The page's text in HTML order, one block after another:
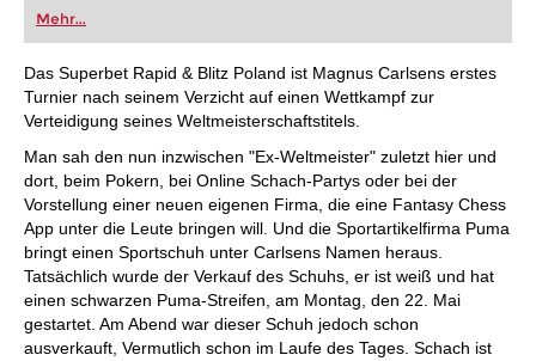
oder bereits auf Turnierniveau spielen: Mit
FRITZ trainieren Sie effizienter, intelligenter und
individueller als je zuvor.
Mehr...
Das Superbet Rapid & Blitz Poland ist Magnus Carlsens erstes
Turnier nach seinem Verzicht auf einen Wettkampf zur
Verteidigung seines Weltmeisterschaftstitels.
Man sah den nun inzwischen "Ex-Weltmeister" zuletzt hier und
dort, beim Pokern, bei Online Schach-Partys oder bei der
Vorstellung einer neuen eigenen Firma, die eine Fantasy Chess
App unter die Leute bringen will. Und die Sportartikelfirma Puma
bringt einen Sportschuh unter Carlsens Namen heraus.
Tatsächlich wurde der Verkauf des Schuhs, er ist weiß und hat
einen schwarzen Puma-Streifen, am Montag, den 22. Mai
gestartet. Am Abend war dieser Schuh jedoch schon
ausverkauft, Vermutlich schon im Laufe des Tages. Schach ist